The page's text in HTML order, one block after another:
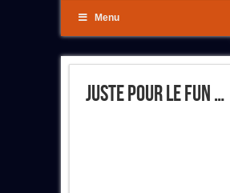
Menu
Juste Pour Le Fun …